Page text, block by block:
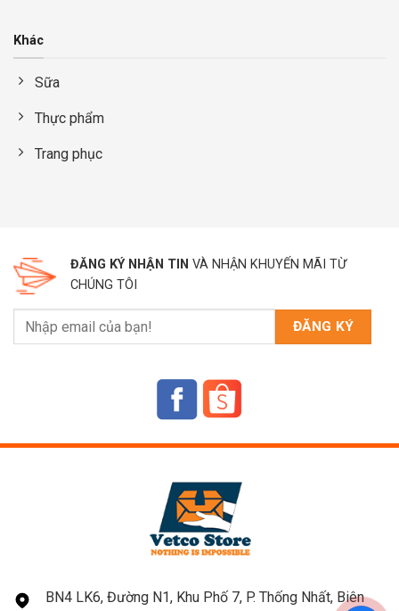
Khác
Sữa
Thực phẩm
Trang phục
ĐĂNG KÝ NHẬN TIN VÀ NHẬN KHUYẾN MÃI TỪ
CHÚNG TÔI
BN4 LK6, Đường N1, Khu Phố 7, P. Thống Nhất, Biên